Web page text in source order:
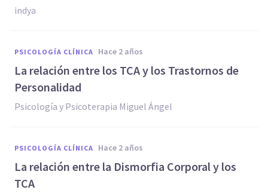
indya
PSICOLOGÍA CLÍNICA hace 2 años
La relación entre los TCA y los Trastornos de
Personalidad
Psicología y Psicoterapia Miguel Ángel
PSICOLOGÍA CLÍNICA hace 2 años
La relación entre la Dismorfia Corporal y los
TCA